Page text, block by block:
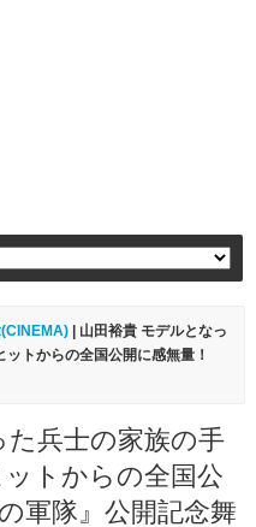
| 山田裕貴 モデルとなっ
トからの全国公開に感無量！
兵士の家族の手
トからの全国公
軍隊』公開記念舞